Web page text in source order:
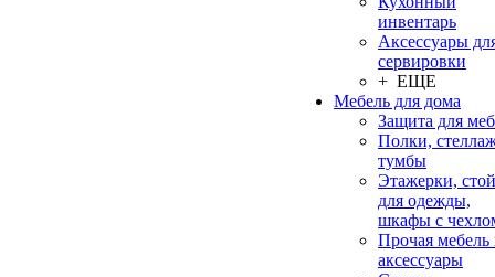
инвентарь
Аксессуары
сервировки
+ ЕЩЕ
Мебель для дома
Защита для
Полки,
тумбы
Этажерки,
для одежды,
шкафы с
Прочая мебель
аксессуары